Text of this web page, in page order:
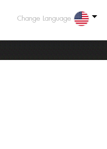
Change Language